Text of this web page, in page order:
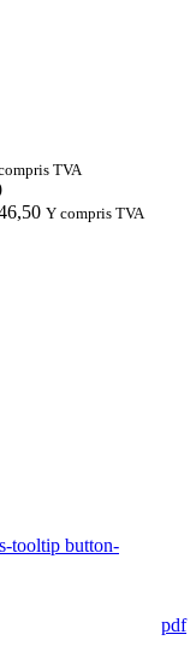
TVA
Y compris TVA
tooltip button-
pdf